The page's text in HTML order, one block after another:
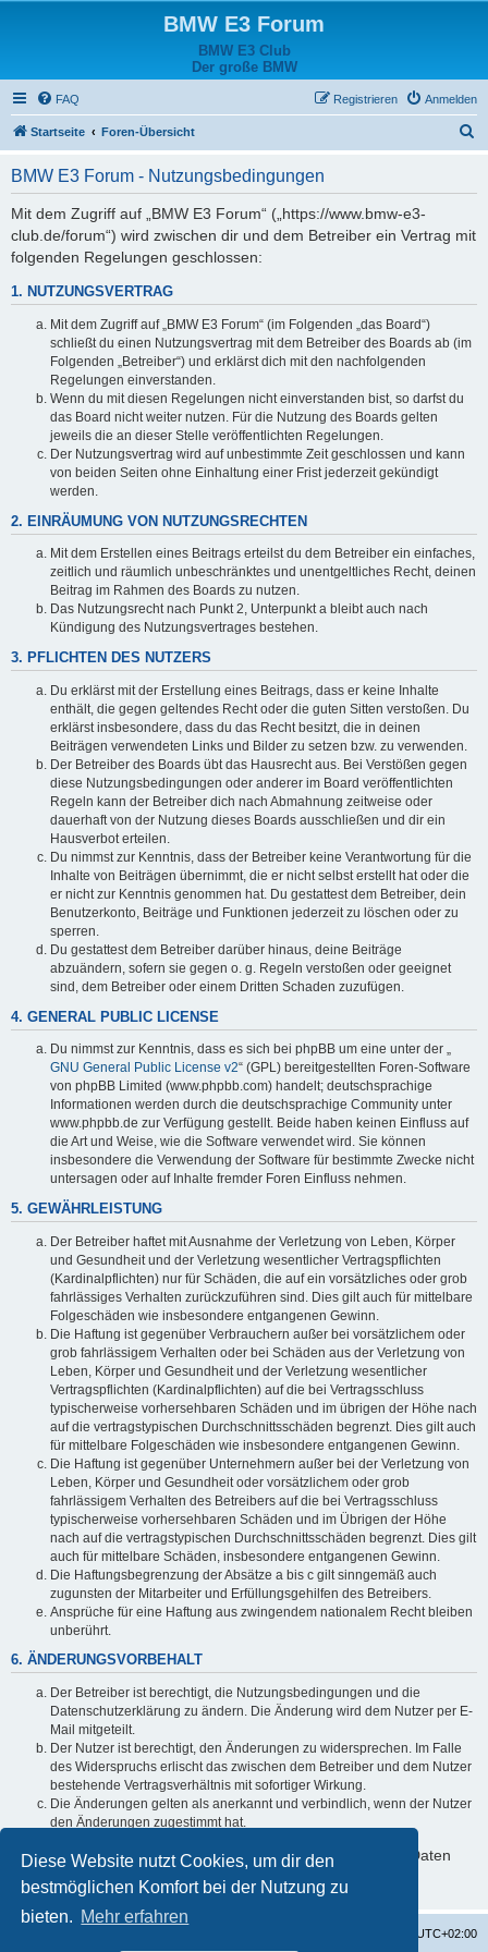
Diese Website nutzt Cookies, um dir den
bestmöglichen Komfort bei der Nutzung zu
bieten. Mehr erfahren
BMW E3 Forum
BMW E3 Club
Der große BMW
FAQ Anmelden
Registrieren
Startseite Foren-Übersicht
BMW E3 Forum - Nutzungsbedingungen
Mit dem Zugriff auf „BMW E3 Forum“ („https://www.bmw-e3-
club.de/forum“) wird zwischen dir und dem Betreiber ein Vertrag mit
folgenden Regelungen geschlossen:
1. NUTZUNGSVERTRAG
Mit dem Zugriff auf „BMW E3 Forum“ (im Folgenden „das Board“)
schließt du einen Nutzungsvertrag mit dem Betreiber des Boards ab (im
Folgenden „Betreiber“) und erklärst dich mit den nachfolgenden
Regelungen einverstanden.
Wenn du mit diesen Regelungen nicht einverstanden bist, so darfst du
das Board nicht weiter nutzen. Für die Nutzung des Boards gelten
jeweils die an dieser Stelle veröffentlichten Regelungen.
Der Nutzungsvertrag wird auf unbestimmte Zeit geschlossen und kann
von beiden Seiten ohne Einhaltung einer Frist jederzeit gekündigt
werden.
2. EINRÄUMUNG VON NUTZUNGSRECHTEN
Mit dem Erstellen eines Beitrags erteilst du dem Betreiber ein einfaches,
zeitlich und räumlich unbeschränktes und unentgeltliches Recht, deinen
Beitrag im Rahmen des Boards zu nutzen.
Das Nutzungsrecht nach Punkt 2, Unterpunkt a bleibt auch nach
Kündigung des Nutzungsvertrages bestehen.
3. PFLICHTEN DES NUTZERS
Du erklärst mit der Erstellung eines Beitrags, dass er keine Inhalte
enthält, die gegen geltendes Recht oder die guten Sitten verstoßen. Du
erklärst insbesondere, dass du das Recht besitzt, die in deinen
Beiträgen verwendeten Links und Bilder zu setzen bzw. zu verwenden.
Der Betreiber des Boards übt das Hausrecht aus. Bei Verstößen gegen
diese Nutzungsbedingungen oder anderer im Board veröffentlichten
Regeln kann der Betreiber dich nach Abmahnung zeitweise oder
dauerhaft von der Nutzung dieses Boards ausschließen und dir ein
Hausverbot erteilen.
Du nimmst zur Kenntnis, dass der Betreiber keine Verantwortung für die
Inhalte von Beiträgen übernimmt, die er nicht selbst erstellt hat oder die
er nicht zur Kenntnis genommen hat. Du gestattest dem Betreiber, dein
Benutzerkonto, Beiträge und Funktionen jederzeit zu löschen oder zu
sperren.
Du gestattest dem Betreiber darüber hinaus, deine Beiträge
abzuändern, sofern sie gegen o. g. Regeln verstoßen oder geeignet
sind, dem Betreiber oder einem Dritten Schaden zuzufügen.
4. GENERAL PUBLIC LICENSE
Du nimmst zur Kenntnis, dass es sich bei phpBB um eine unter der „
GNU General Public License v2“ (GPL) bereitgestellten Foren-Software
von phpBB Limited (www.phpbb.com) handelt; deutschsprachige
Informationen werden durch die deutschsprachige Community unter
www.phpbb.de zur Verfügung gestellt. Beide haben keinen Einfluss auf
die Art und Weise, wie die Software verwendet wird. Sie können
insbesondere die Verwendung der Software für bestimmte Zwecke nicht
untersagen oder auf Inhalte fremder Foren Einfluss nehmen.
5. GEWÄHRLEISTUNG
Der Betreiber haftet mit Ausnahme der Verletzung von Leben, Körper
und Gesundheit und der Verletzung wesentlicher Vertragspflichten
(Kardinalpflichten) nur für Schäden, die auf ein vorsätzliches oder grob
fahrlässiges Verhalten zurückzuführen sind. Dies gilt auch für mittelbare
Folgeschäden wie insbesondere entgangenen Gewinn.
Die Haftung ist gegenüber Verbrauchern außer bei vorsätzlichem oder
grob fahrlässigem Verhalten oder bei Schäden aus der Verletzung von
Leben, Körper und Gesundheit und der Verletzung wesentlicher
Vertragspflichten (Kardinalpflichten) auf die bei Vertragsschluss
typischerweise vorhersehbaren Schäden und im übrigen der Höhe nach
auf die vertragstypischen Durchschnittsschäden begrenzt. Dies gilt auch
für mittelbare Folgeschäden wie insbesondere entgangenen Gewinn.
Die Haftung ist gegenüber Unternehmern außer bei der Verletzung von
Leben, Körper und Gesundheit oder vorsätzlichem oder grob
fahrlässigem Verhalten des Betreibers auf die bei Vertragsschluss
typischerweise vorhersehbaren Schäden und im Übrigen der Höhe
nach auf die vertragstypischen Durchschnittsschäden begrenzt. Dies gilt
auch für mittelbare Schäden, insbesondere entgangenen Gewinn.
Die Haftungsbegrenzung der Absätze a bis c gilt sinngemäß auch
zugunsten der Mitarbeiter und Erfüllungsgehilfen des Betreibers.
Ansprüche für eine Haftung aus zwingendem nationalem Recht bleiben
unberührt.
6. ÄNDERUNGSVORBEHALT
Der Betreiber ist berechtigt, die Nutzungsbedingungen und die
Datenschutzerklärung zu ändern. Die Änderung wird dem Nutzer per E-
Mail mitgeteilt.
Der Nutzer ist berechtigt, den Änderungen zu widersprechen. Im Falle
des Widerspruchs erlischt das zwischen dem Betreiber und dem Nutzer
bestehende Vertragsverhältnis mit sofortiger Wirkung.
Die Änderungen gelten als anerkannt und verbindlich, wenn der Nutzer
den Änderungen zugestimmt hat.
Informationen über den Umgang mit deinen persönlichen Daten
sind in der Datenschutzerklärung enthalten.
UTC+02:00